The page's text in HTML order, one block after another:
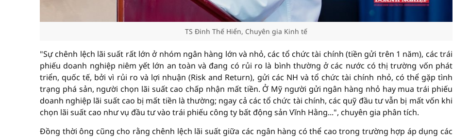
TS Đinh Thế Hiển, Chuyên gia Kinh tế
"Sự chênh lệch lãi suất rất lớn ở nhóm ngân hàng lớn và nhỏ, các tổ chức tài chính (tiền gửi trên 1 năm), các trái
phiếu doanh nghiệp niêm yết lớn an toàn và đang có rủi ro là bình thường ở các nước có thị trường vốn phát
triển, quốc tế, bởi vì rủi ro và lợi nhuận (Risk and Return), gửi các NH và tổ chức tài chính nhỏ, có thể gặp tình
trạng phá sản, người chọn lãi suất cao chấp nhận mất tiền. Ở Mỹ người gửi ngân hàng nhỏ hay mua trái phiếu
doanh nghiệp lãi suất cao bị mất tiền là thường; ngay cả các tổ chức tài chính, các quỹ đầu tư vẫn bị mất vốn khi
chọn lãi suất cao như vụ đầu tư vào trái phiếu công ty bất động sản Vĩnh Hằng...", chuyên gia phân tích.
Đồng thời ông cũng cho rằng chênh lệch lãi suất giữa các ngân hàng có thể cao trong trường hợp áp dụng các